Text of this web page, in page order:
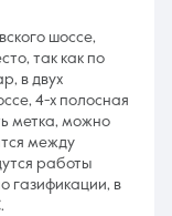
шоссе,
так как по
в двух
4-х полосная
метка, можно
между
работы
газификации, в